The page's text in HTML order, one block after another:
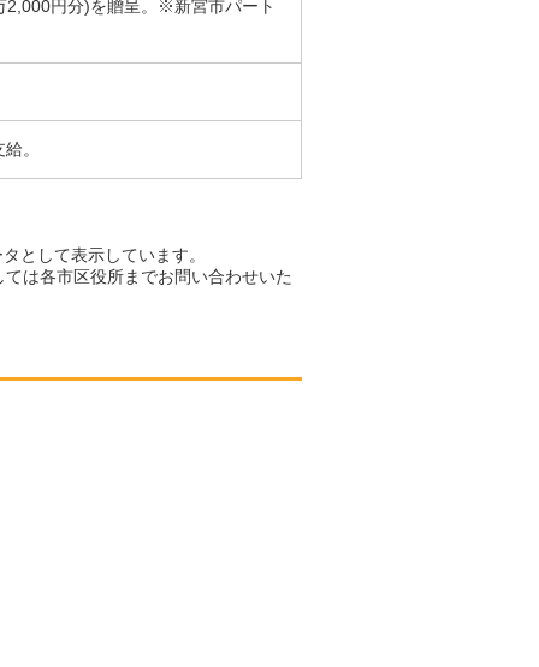
2,000円分)を贈呈。※新宮市パート
。
として表示しています。
は各市区役所までお問い合わせいた